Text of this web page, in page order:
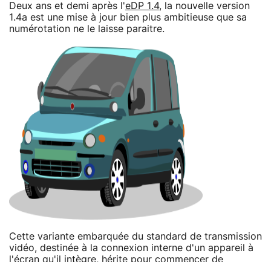
Deux ans et demi après l'eDP 1.4, la nouvelle version
1.4a est une mise à jour bien plus ambitieuse que sa
numérotation ne le laisse paraitre.
Cette variante embarquée du standard de transmission
vidéo, destinée à la connexion interne d'un appareil à
l'écran qu'il intègre, hérite pour commencer de